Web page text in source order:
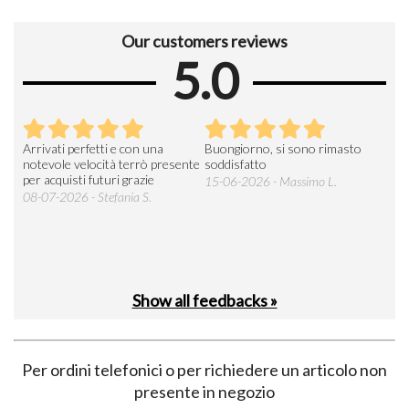
Our customers reviews
5.0
Arrivati perfetti e con una
notevole velocità terrò presente
per acquisti futuri grazie
08-07-2026 - Stefania S.
Buongiorno, si sono rimasto
soddisfatto
15-06-2026 - Massimo L.
Show all feedbacks »
Per ordini telefonici o per richiedere un articolo non
presente in negozio